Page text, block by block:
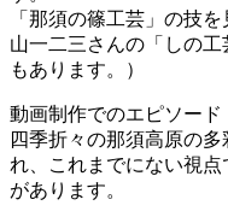
「那須の篠工芸」の技
山一二三さんの「しの
もあります。）
動画制作でのエピソード
四季折々の那須高原の
れ、これまでにない視
があります。